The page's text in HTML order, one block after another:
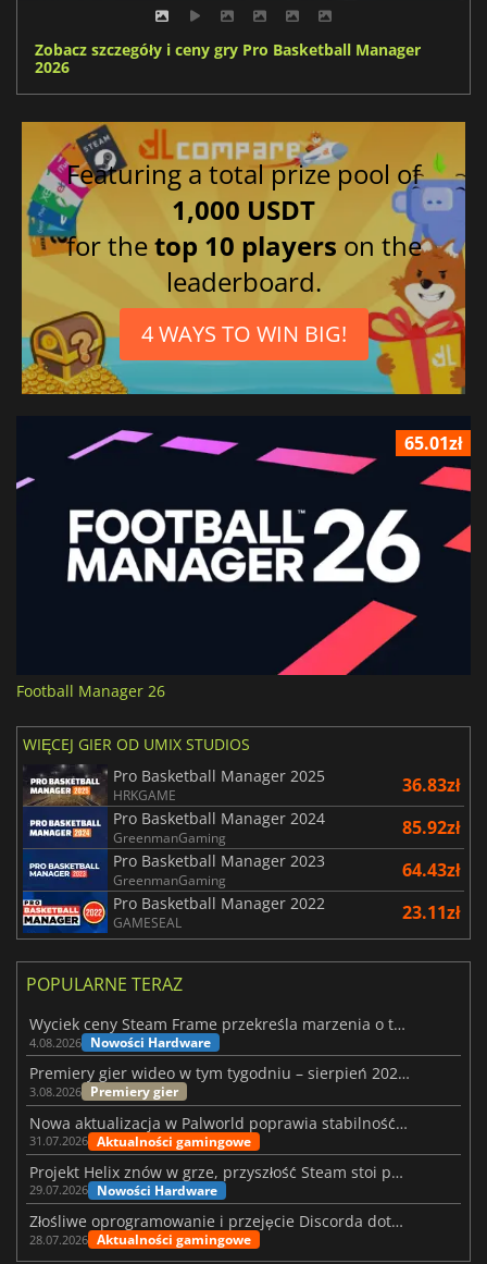
Zobacz szczegóły i ceny gry Pro Basketball Manager
2026
Featuring a total prize pool of
1,000 USDT
for thetop 10 players on the
leaderboard.
4 WAYS TO WIN BIG!
65.01zł
Football Manager 26
WIĘCEJ GIER OD UMIX STUDIOS
Pro Basketball Manager 2025
HRKGAME 36.83zł
Pro Basketball Manager 2024
GreenmanGaming 85.92zł
Pro Basketball Manager 2023
GreenmanGaming 64.43zł
Pro Basketball Manager 2022
GAMESEAL 23.11zł
POPULARNE TERAZ
Wyciek ceny Steam Frame przekreśla marzenia o tanim zestawie VR
4.08.2026 Nowości Hardware
Premiery gier wideo w tym tygodniu – sierpień 2026 r. (32. tydzień)
3.08.2026 Premiery gier
Nowa aktualizacja w Palworld poprawia stabilność Sunreach i walk z bossami
31.07.2026 Aktualności gamingowe
Projekt Helix znów w grze, przyszłość Steam stoi pod znakiem zapytania
29.07.2026 Nowości Hardware
Złośliwe oprogramowanie i przejęcie Discorda dotknęły Meccha Chameleon
28.07.2026 Aktualności gamingowe